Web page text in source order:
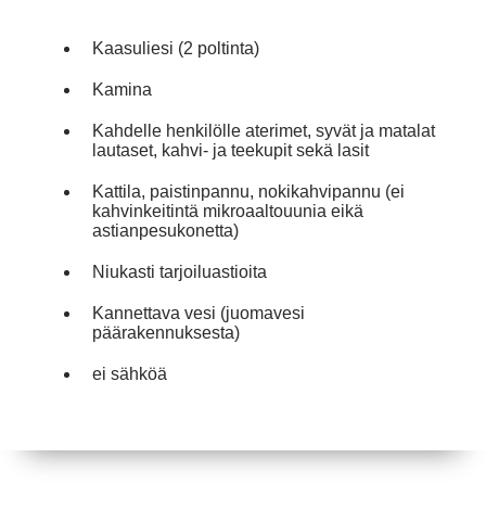
Kaasuliesi (2 poltinta)
Kamina
Kahdelle henkilölle aterimet, syvät ja matalat
lautaset, kahvi- ja teekupit sekä lasit
Kattila, paistinpannu, nokikahvipannu (ei
kahvinkeitintä mikroaaltouunia eikä
astianpesukonetta)
Niukasti tarjoiluastioita
Kannettava vesi (juomavesi
päärakennuksesta)
ei sähköä